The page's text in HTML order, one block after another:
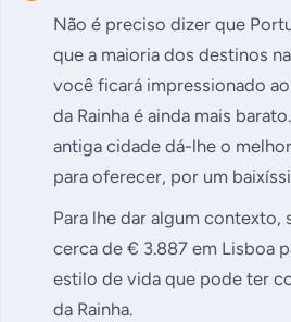
Não é preciso dizer que
que a maioria dos destinos
você ficará impressionado
da Rainha é ainda mais
antiga cidade dá-lhe o
para oferecer, por um
Para lhe dar algum contexto,
cerca de € 3.887 em Lisboa
estilo de vida que pode ter
da Rainha.